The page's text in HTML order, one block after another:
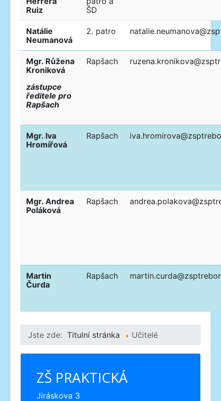
Ruiz
ŠD
Natálie
Neumanová
2. patro
Mgr. Růžena
Kroniková
zástupce
ředitele pro
Rapšach
Rapšach
Mgr. Iva
Hromířová
Rapšach
Mgr. Andrea
Poláková
Rapšach
Martin
Čurda
Rapšach
Jste zde: Titulní stránka Učitelé
ZŠ PRAKTICKÁ
Jiráskova 3